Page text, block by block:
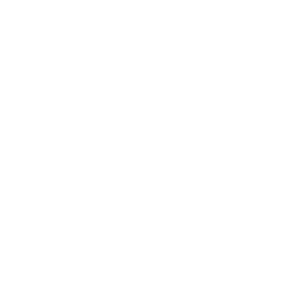
ohne zu sprühen einfach ein Wirtschaftswunder!
Str. 4, 68229 Mannheim, Deutschland, Info@mycybergroup.com,
finden Sie